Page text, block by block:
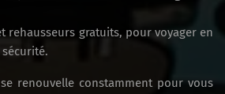
rehausseurs gratuits, pour voyager en
renouvelle constamment pour vous